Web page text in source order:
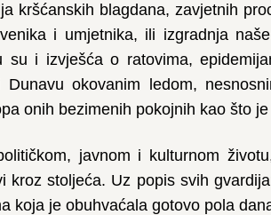
kršćanskih blagdana, zavjetnih
i umjetnika, ili izgradnja
i izvješća o ratovima,
okovanim ledom,
onih bezimenih pokojnih kao što
javnom i kulturnom
kroz stoljeća. Uz popis svih
koja je obuhvaćala gotovo pola